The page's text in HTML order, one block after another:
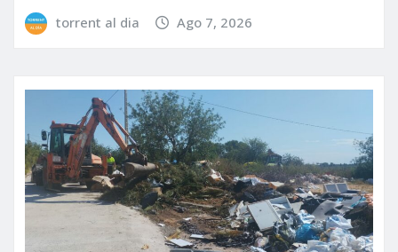
torrent al dia Ago 7, 2026